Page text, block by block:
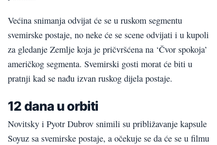
Većina snimanja odvijat će se u ruskom segmentu
svemirske postaje, no neke će se scene odvijati i u kupoli
za gledanje Zemlje koja je pričvršćena na ‘Čvor spokoja’
američkog segmenta. Svemirski gosti morat će biti u
pratnji kad se nađu izvan ruskog dijela postaje.
12 dana u orbiti
Novitsky i Pyotr Dubrov snimili su približavanje kapsule
Soyuz sa svemirske postaje, a očekuje se da će se u filmu